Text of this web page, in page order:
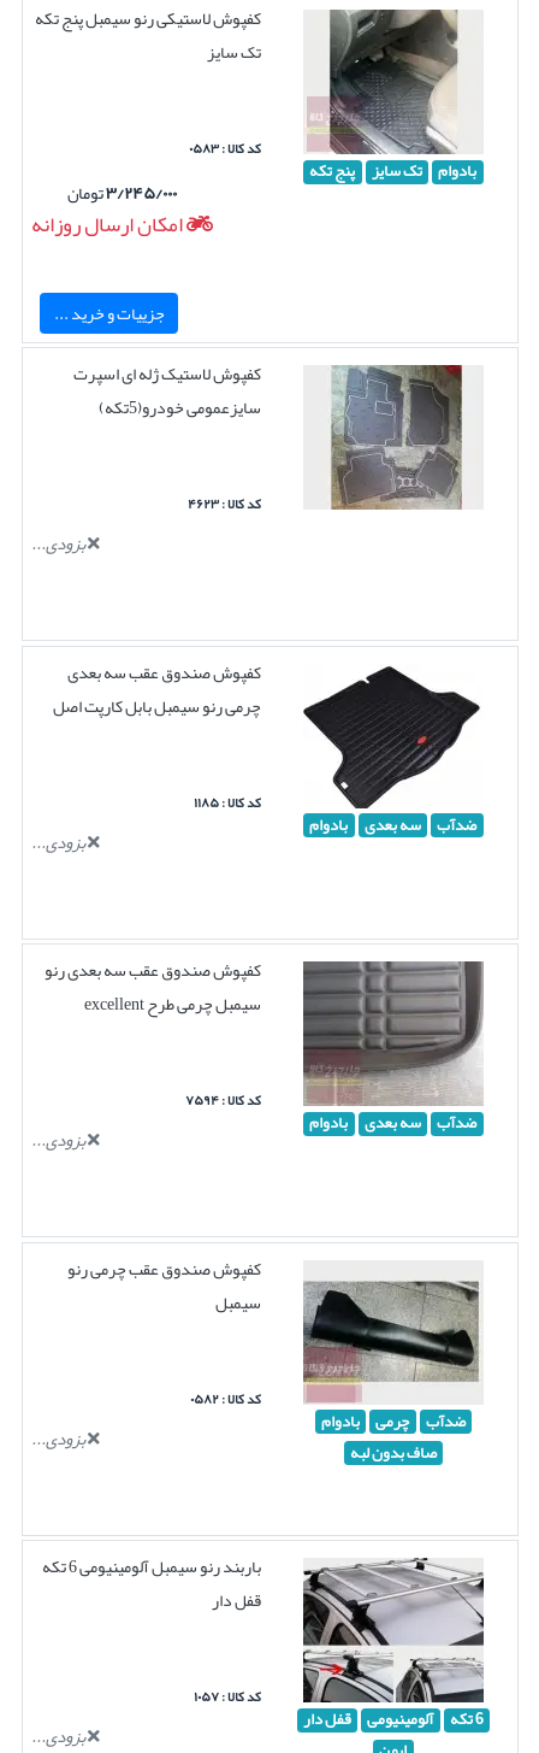
بادوام تک سایز پنج تکه
کفپوش لاستیکی رنو سیمبل پنج تکه
تک سایز
کد کالا : ۰۵۸۳
۳/۲۴۵/۰۰۰تومان
امکان ارسال روزانه
جزییات و خرید ...
کفپوش لاستیک ژله ای اسپرت
سایزعمومی خودرو(5تکه)
کد کالا : ۴۶۲۳
بزودی...
ضدآب سه بعدی بادوام
کفپوش صندوق عقب سه بعدی
چرمی رنو سیمبل بابل کارپت اصل
کد کالا : ۱۱۸۵
بزودی...
ضدآب سه بعدی بادوام
کفپوش صندوق عقب سه بعدی رنو
سیمبل چرمی طرح excellent
کد کالا : ۷۵۹۴
بزودی...
ضدآب چرمی بادوام
صاف بدون لبه
کفپوش صندوق عقب چرمی رنو
سیمبل
کد کالا : ۰۵۸۲
بزودی...
6 تکه آلومینیومی قفل دار
باربند رنو سیمبل آلومینیومی 6 تکه
قفل دار
کد کالا : ۱۰۵۷
بزودی...